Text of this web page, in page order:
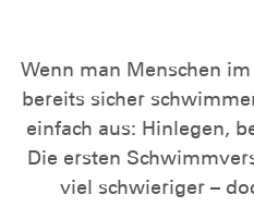
Wenn man Menschen
bereits sicher
einfach aus: Hinlegen,
Die ersten
viel schwieriger –